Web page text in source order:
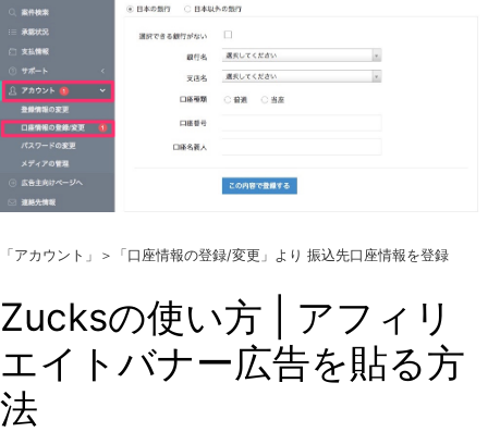
「アカウント」＞「口座情報の登録/変更」より 振込先口座情報を登録
Zucksの使い方 | アフィリ
エイトバナー広告を貼る方
法